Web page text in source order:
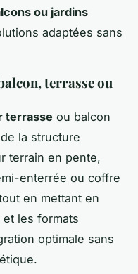
ou jardins
adaptées sans
terrasse ou
terrasse ou balcon
la structure
terrain en pente,
enterrée ou coffre
en mettant en
et les formats
optimale sans